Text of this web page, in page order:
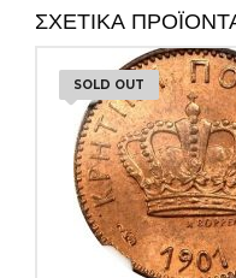
ΣΧΕΤΙΚΆ
SOLD OUT